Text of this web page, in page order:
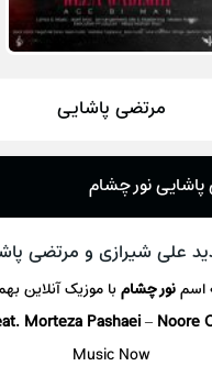
مرتضی پاشایی
نور چشام
علی شیرازی و مرتضی
اسمنور چشامبا موزیک آنلاین
Morteza Pashaei–Noore
Music Now